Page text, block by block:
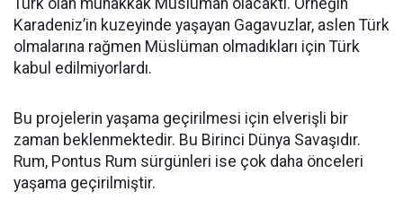
Türk olan muhakkak Müslüman olacaktı. Örneğin
Karadeniz’in kuzeyinde yaşayan Gagavuzlar, aslen Türk
olmalarına rağmen Müslüman olmadıkları için Türk
kabul edilmiyorlardı.
Bu projelerin yaşama geçirilmesi için elverişli bir
zaman beklenmektedir. Bu Birinci Dünya Savaşıdır.
Rum, Pontus Rum sürgünleri ise çok daha önceleri
yaşama geçirilmiştir.